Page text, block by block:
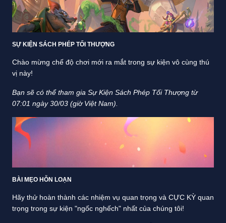
SỰ KIỆN SÁCH PHÉP TỐI THƯỢNG
Chào mừng chế độ chơi mới ra mắt trong sự kiện vô cùng thú
vị này!
Bạn sẽ có thể tham gia Sự Kiện Sách Phép Tối Thượng từ
07:01 ngày 30/03 (giờ Việt Nam).
BÀI MẸO HỖN LOẠN
Hãy thử hoàn thành các nhiệm vụ quan trọng và CỰC KỲ quan
trọng trong sự kiện "ngốc nghếch" nhất của chúng tôi!